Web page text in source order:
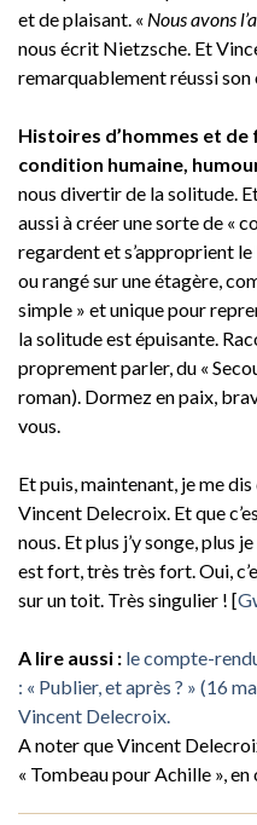
et de plaisant. « Nous avons
nous écrit Nietzsche. Et
remarquablement réussi son
Histoires d’hommes et
condition humaine,
nous divertir de la solitude.
aussi à créer une sorte de «
regardent et s’approprient
ou rangé sur une étagère,
simple » et unique pour
la solitude est épuisante.
proprement parler, du «
roman). Dormez en paix,
vous.
Et puis, maintenant, je me dis
Vincent Delecroix. Et que
nous. Et plus j’y songe, plus
est fort, très très fort. Oui,
sur un toit. Très singulier ! [
A lire aussi : le compte-
: « Publier, et après ? » (16
Vincent Delecroix.
A noter que Vincent
« Tombeau pour Achille »,